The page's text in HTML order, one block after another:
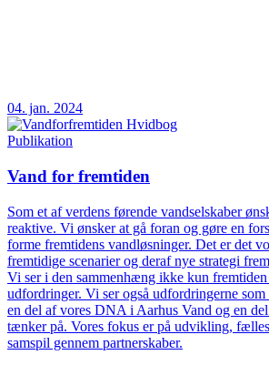
04. jan. 2024
Publikation
Vand for fremtiden
Som et af verdens førende vandselskaber
reaktive. Vi ønsker at gå foran og gøre en
forme fremtidens vandløsninger. Det er det
fremtidige scenarier og deraf nye strategi
Vi ser i den sammenhæng ikke kun fremtiden
udfordringer. Vi ser også udfordringerne
en del af vores DNA i Aarhus Vand og en
tænker på. Vores fokus er på udvikling,
samspil gennem partnerskaber.